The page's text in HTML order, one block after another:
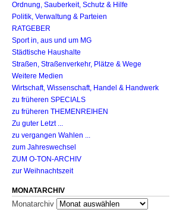
Ordnung, Sauberkeit, Schutz & Hilfe
Politik, Verwaltung & Parteien
RATGEBER
Sport in, aus und um MG
Städtische Haushalte
Straßen, Straßenverkehr, Plätze & Wege
Weitere Medien
Wirtschaft, Wissenschaft, Handel & Handwerk
zu früheren SPECIALS
zu früheren THEMENREIHEN
Zu guter Letzt ...
zu vergangen Wahlen ...
zum Jahreswechsel
ZUM O-TON-ARCHIV
zur Weihnachtszeit
MONATARCHIV
Monatarchiv